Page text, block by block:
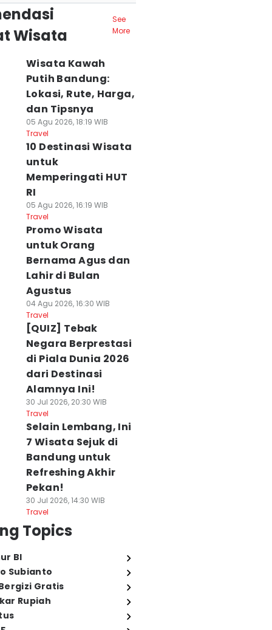
Wisata
See
More
Wisata Kawah
Putih Bandung:
Lokasi, Rute, Harga,
dan Tipsnya
05 Agu 2026, 18:19 WIB
Travel
10 Destinasi Wisata
untuk
Memperingati HUT
RI
05 Agu 2026, 16:19 WIB
Travel
Promo Wisata
untuk Orang
Bernama Agus dan
Lahir di Bulan
Agustus
04 Agu 2026, 16:30 WIB
Travel
[QUIZ] Tebak
Negara Berprestasi
di Piala Dunia 2026
dari Destinasi
Alamnya Ini!
30 Jul 2026, 20:30 WIB
Travel
Selain Lembang, Ini
7 Wisata Sejuk di
Bandung untuk
Refreshing Akhir
Pekan!
30 Jul 2026, 14:30 WIB
Travel
Topics
BI
Subianto
Gratis
Rupiah